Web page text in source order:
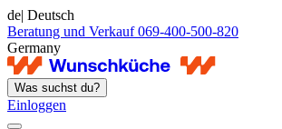
de| Deutsch
Beratung und Verkauf 069-400-500-820
Germany
Was suchst du?
Einloggen